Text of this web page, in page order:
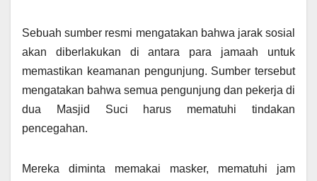
Sebuah sumber resmi mengatakan bahwa jarak sosial
akan diberlakukan di antara para jamaah untuk
memastikan keamanan pengunjung. Sumber tersebut
mengatakan bahwa semua pengunjung dan pekerja di
dua Masjid Suci harus mematuhi tindakan
pencegahan.
Mereka diminta memakai masker, mematuhi jam